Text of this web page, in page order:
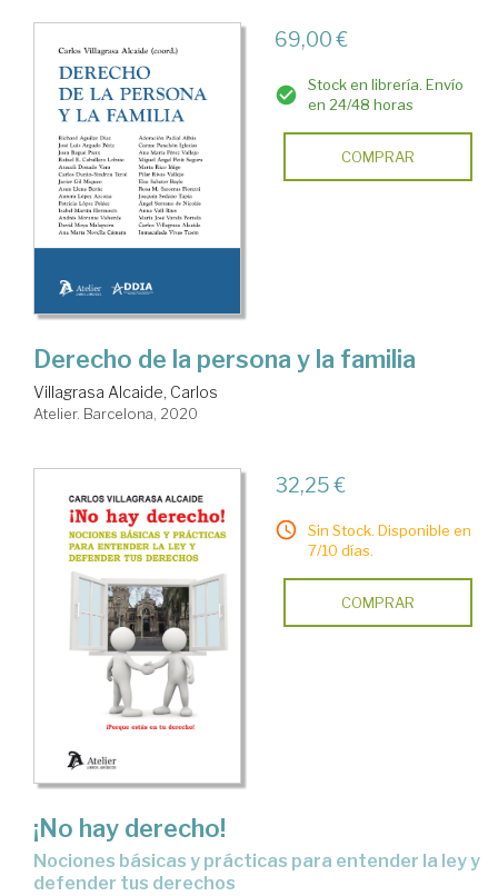
69,00 €
Stock en librería. Envío
en 24/48 horas
COMPRAR
Derecho de la persona y la familia
Villagrasa Alcaide, Carlos
Atelier. Barcelona, 2020
32,25 €
Sin Stock. Disponible en
7/10 días.
COMPRAR
¡No hay derecho!
nociones básicas y prácticas para entender la ley y
defender tus derechos